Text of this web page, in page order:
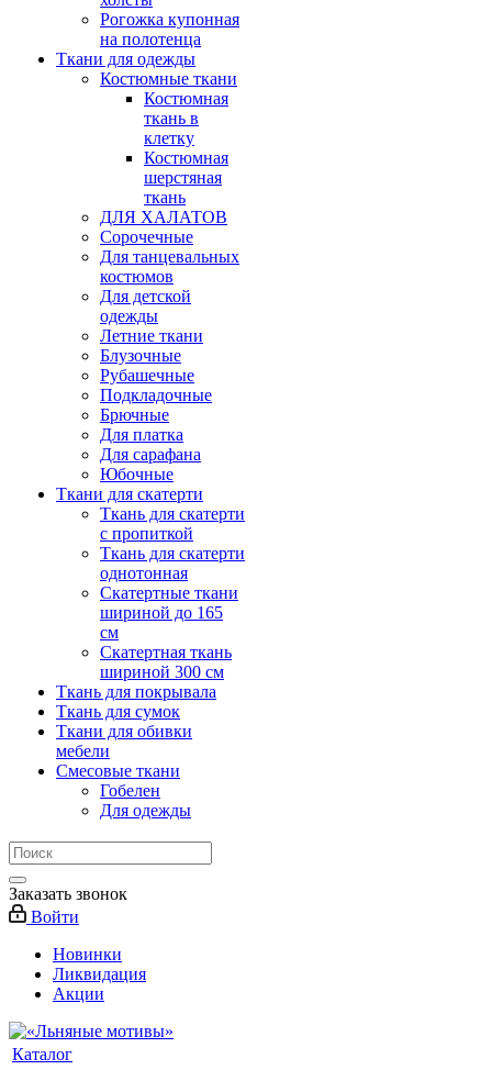
Рогожка купонная
на полотенца
Ткани для одежды
Костюмные ткани
Костюмная
ткань в
клетку
Костюмная
шерстяная
ткань
ДЛЯ ХАЛАТОВ
Сорочечные
Для танцевальных
костюмов
Для детской
одежды
Летние ткани
Блузочные
Рубашечные
Подкладочные
Брючные
Для платка
Для сарафана
Юбочные
Ткани для скатерти
Ткань для скатерти
с пропиткой
Ткань для скатерти
однотонная
Скатертные ткани
шириной до 165
см
Скатертная ткань
шириной 300 см
Ткань для покрывала
Ткань для сумок
Ткани для обивки
мебели
Смесовые ткани
Гобелен
Для одежды
Заказать звонок
Войти
Новинки
Ликвидация
Акции
Каталог